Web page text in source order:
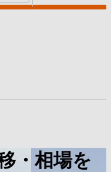
・相場を